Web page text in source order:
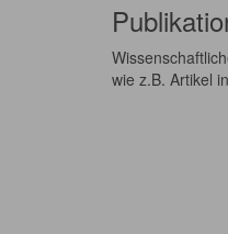
wie z.B. Artikel